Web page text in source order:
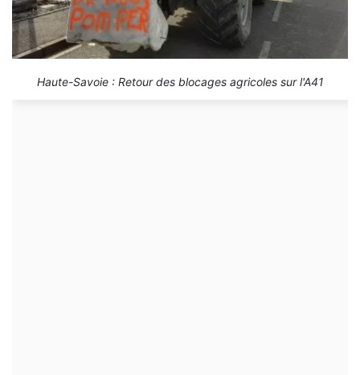
Haute-Savoie : Retour des blocages agricoles sur l'A41